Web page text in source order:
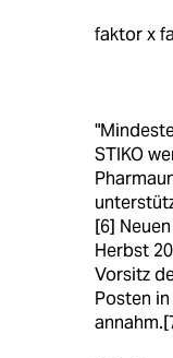
faktor x
STIKO
[6]
Herbst
Vorsitz
Posten